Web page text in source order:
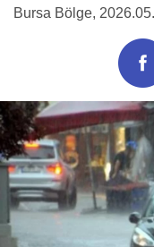
Bursa Bölge,